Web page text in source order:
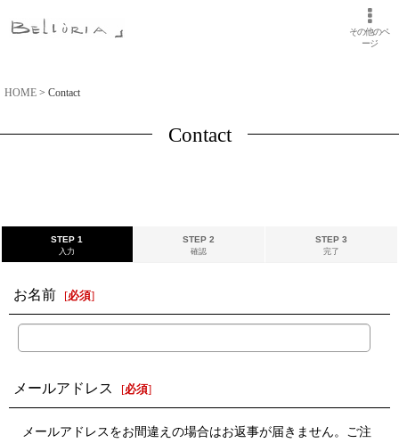
その他のペ
ージ
HOME > Contact
Contact
STEP 1
入力
STEP 2
確認
STEP 3
完了
お名前 [必須]
メールアドレス [必須]
メールアドレスをお間違えの場合はお返事が届きません。ご注